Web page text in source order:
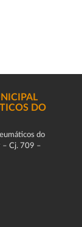
DO
do
– Cj. 709 –